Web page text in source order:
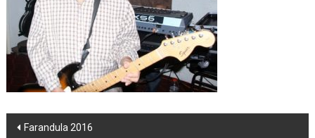
Navegación
Farandula 2016